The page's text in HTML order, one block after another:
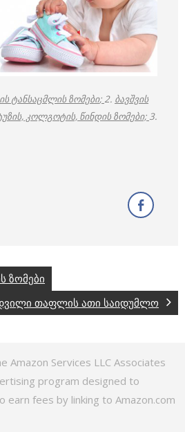
ტანსაცმლის ზომები;2. ბავშვის
კოლგოტის, წინდის ზომები; 3.
ზომები
თაფლის ათი საიდუმლო
Amazon Services LLC Associates
program designed to
earn fees by linking to Amazon.com